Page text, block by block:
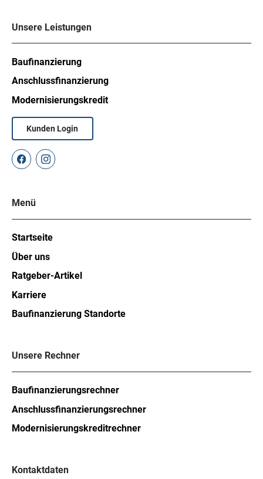
Unsere Leistungen
Baufinanzierung
Anschlussfinanzierung
Modernisierungskredit
Kunden Login
Menü
Startseite
Über uns
Ratgeber-Artikel
Karriere
Baufinanzierung Standorte
Unsere Rechner
Baufinanzierungsrechner
Anschlussfinanzierungsrechner
Modernisierungskreditrechner
Kontaktdaten